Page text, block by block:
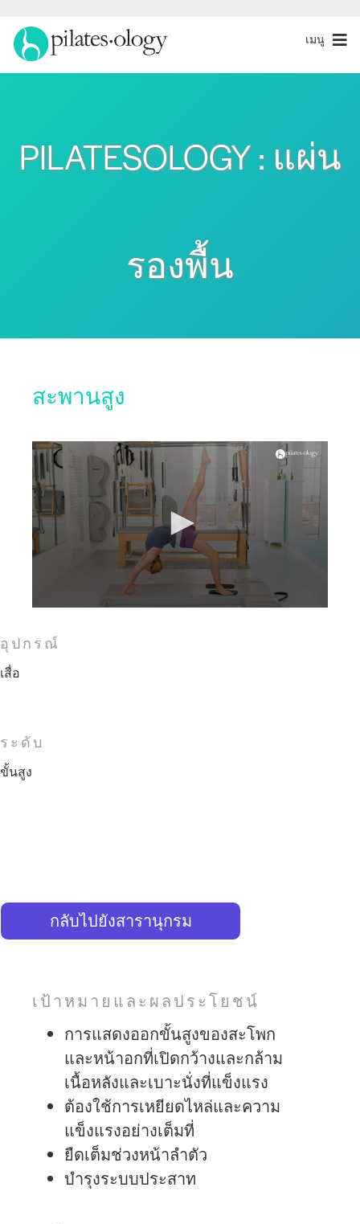
เมนู
PILATESOLOGY : แผ่น
รองพื้น
สะพานสูง
อุปกรณ์
เสื่อ
ระดับ
ขั้นสูง
กลับไปยังสารานุกรม
เป้าหมายและผลประโยชน์
การแสดงออกขั้นสูงของสะโพก
และหน้าอกที่เปิดกว้างและกล้าม
เนื้อหลังและเบาะนั่งที่แข็งแรง
ต้องใช้การเหยียดไหล่และความ
แข็งแรงอย่างเต็มที่
ยืดเต็มช่วงหน้าลำตัว
บำรุงระบบประสาท